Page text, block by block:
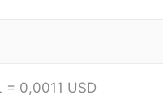
= 0,0011 USD